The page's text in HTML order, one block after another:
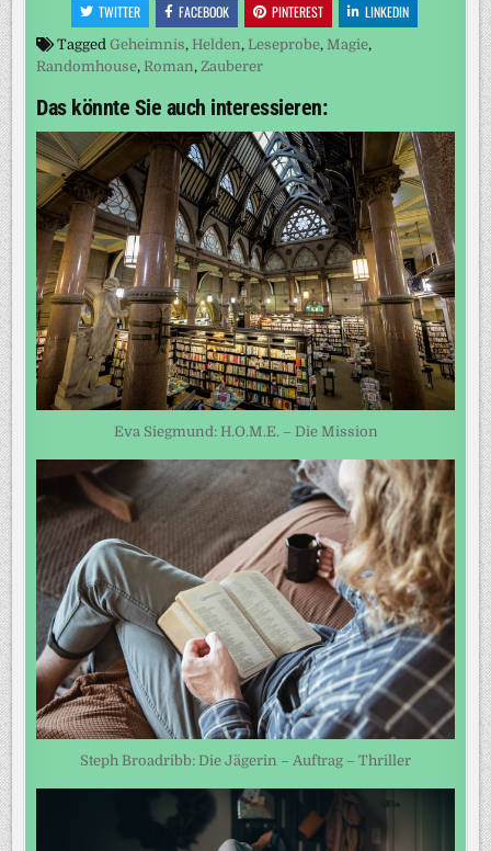
TWITTER FACEBOOK PINTEREST LINKEDIN
TaggedGeheimnis, Helden, Leseprobe, Magie,
Randomhouse, Roman, Zauberer
Das könnte Sie auch interessieren:
Eva Siegmund: H.O.M.E. – Die Mission
Steph Broadribb: Die Jägerin – Auftrag – Thriller